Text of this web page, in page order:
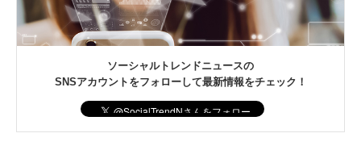
ソーシャルトレンドニュースの
SNSアカウントをフォローして最新情報をチェック！